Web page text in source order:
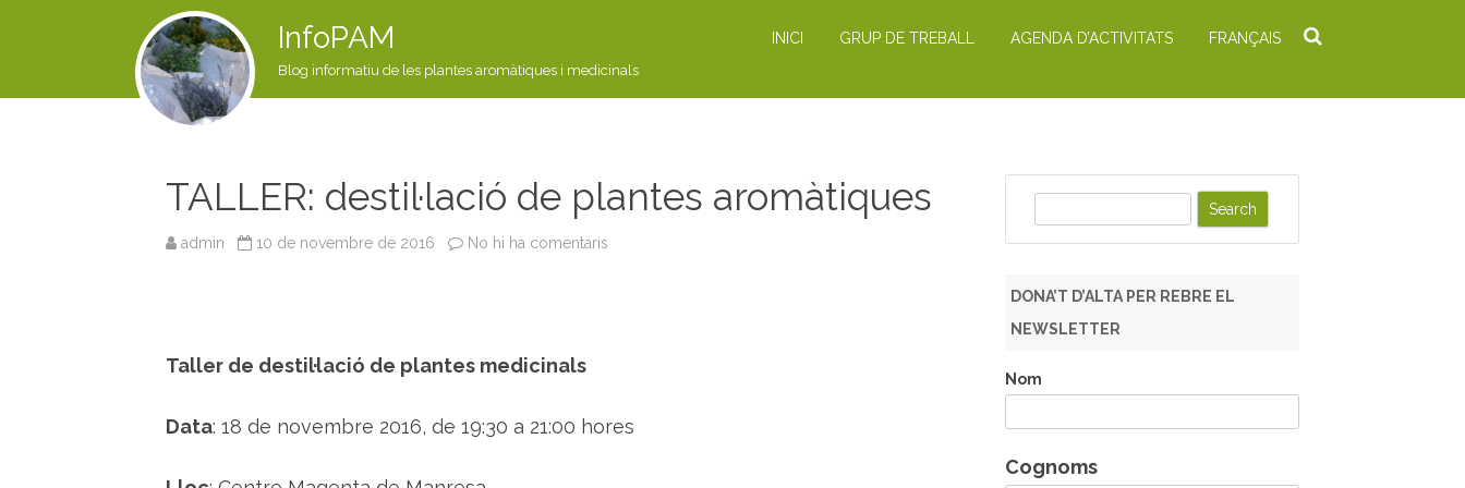
InfoPAM
Blog informatiu de les plantes aromàtiques i medicinals
INICI GRUP DE TREBALL AGENDA D’ACTIVITATS FRANÇAIS
TALLER: destil·lació de plantes aromàtiques
admin 10 de novembre de 2016 No hi ha comentaris
i
Taller de destil·lació de plantes medicinals
Data: 18 de novembre 2016, de 19:30 a 21:00 hores
h
DONA’T D’ALTA PER REBRE EL
NEWSLETTER
Nom
Cognoms